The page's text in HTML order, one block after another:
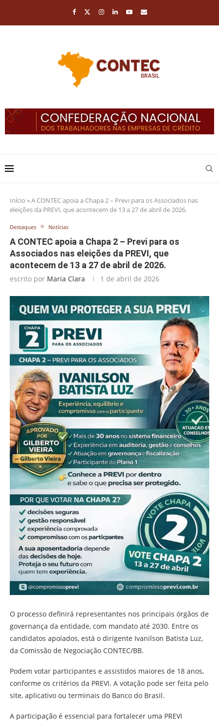
Início »A CONTEC apoia a Chapa 2 – Previ para os Associados nas
eleições da PREVI, que acontecem de 13 a 27 de abril de 2026.
Destaques Notícias
A CONTEC apoia a Chapa 2 – Previ para os
Associados nas eleições da PREVI, que
acontecem de 13 a 27 de abril de 2026.
escrito por Maria Clara 1 de abril de 2026
O processo definirá representantes nos principais órgãos de
governança da entidade, com mandato até 2030. Entre os
candidatos apoiados, está o dirigente Ivanilson Batista Luz,
da Comissão de Negociação CONTEC/BB.
Podem votar participantes e assistidos maiores de 18 anos,
conforme os critérios da PREVI. A votação pode ser feita pelo
site, aplicativo ou terminais do Banco do Brasil.
A participação é essencial para fortalecer uma PREVI